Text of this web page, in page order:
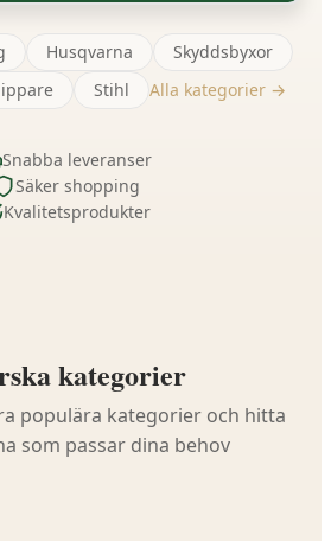
Husqvarna
Skyddsbyxor
Stihl Alla kategorier →
Snabba leveranser
Säker shopping
Kvalitetsprodukter
kategorier
populära kategorier och hitta
som passar dina behov